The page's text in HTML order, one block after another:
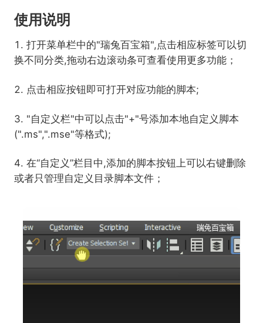
使用说明
打开菜单栏中的"瑞兔百宝箱",点击相应标签可以切
换不同分类,拖动右边滚动条可查看使用更多功能；
点击相应按钮即可打开对应功能的脚本;
"自定义栏"中可以点击"+"号添加本地自定义脚本
(".ms",".mse"等格式);
在“自定义”栏目中,添加的脚本按钮上可以右键删除
或者只管理自定义目录脚本文件；